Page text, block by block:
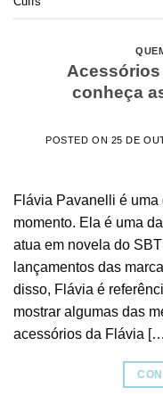
Acessórios
conheça
POSTED ON 25 DE
Flávia Pavanelli é
momento. Ela é uma
atua em novela do
lançamentos das
disso, Flávia é
mostrar algumas das
acessórios da Flávia